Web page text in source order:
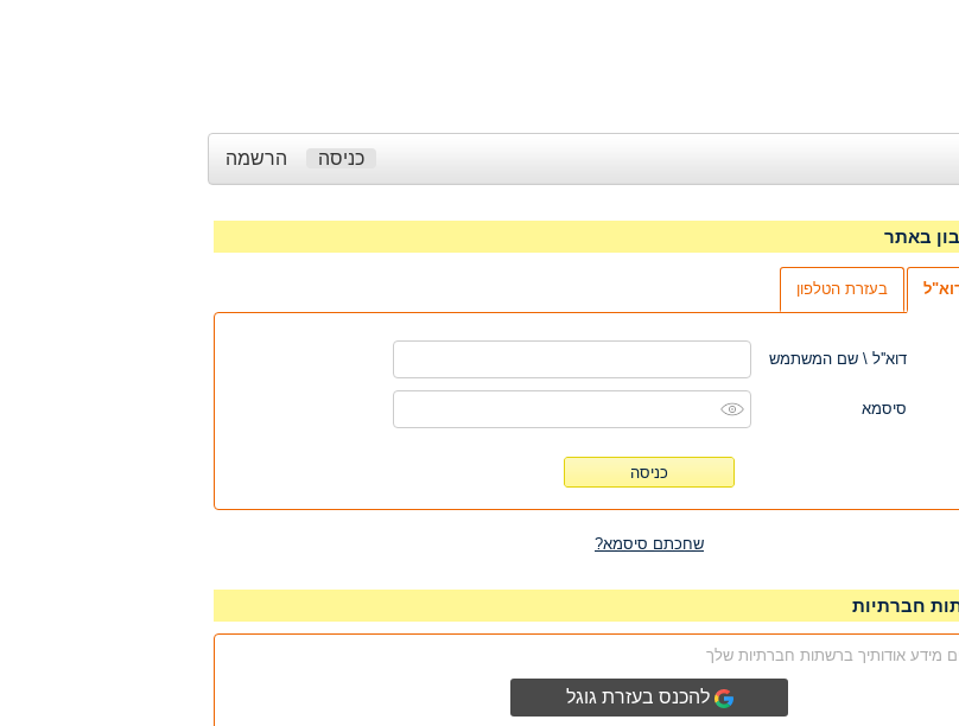
הרשמה כניסה
באתר
בעזרת הטלפון
דוא''ל \ שם המשתמש
סיסמא
שחכתם סיסמא?
חברתיות
מידע אודותיך ברשתות חברתיות שלך
להכנס בעזרת גוגל